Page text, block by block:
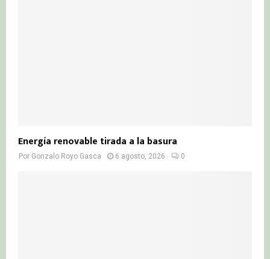
Energía renovable tirada a la basura
Por Gonzalo Royo Gasca 6 agosto, 2026 0